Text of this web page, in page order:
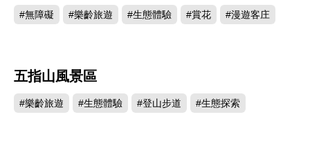
#無障礙 #樂齡旅遊 #生態體驗 #賞花 #漫遊客庄
五指山風景區
#樂齡旅遊 #生態體驗 #登山步道 #生態探索